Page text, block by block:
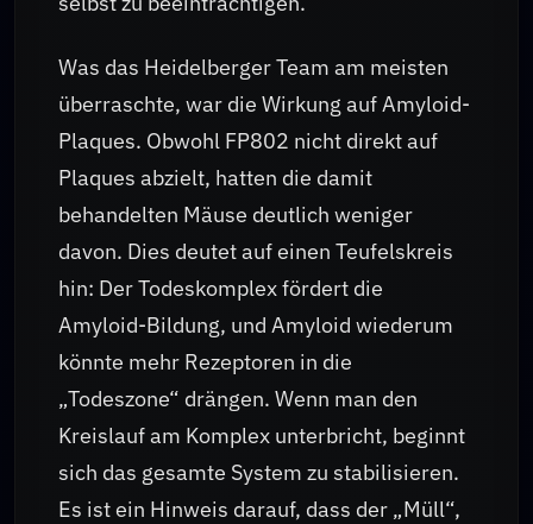
Was das Heidelberger Team am meisten
überraschte, war die Wirkung auf Amyloid-
Plaques. Obwohl FP802 nicht direkt auf
Plaques abzielt, hatten die damit
behandelten Mäuse deutlich weniger
davon. Dies deutet auf einen Teufelskreis
hin: Der Todeskomplex fördert die
Amyloid-Bildung, und Amyloid wiederum
könnte mehr Rezeptoren in die
„Todeszone“ drängen. Wenn man den
Kreislauf am Komplex unterbricht, beginnt
sich das gesamte System zu stabilisieren.
Es ist ein Hinweis darauf, dass der „Müll“,